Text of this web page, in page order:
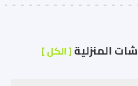
المنزلية[ الكل ]